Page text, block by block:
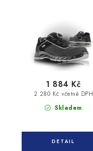
Skladem
2 280 Kč včetně DPH
1 884 Kč